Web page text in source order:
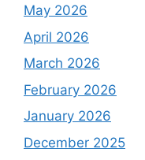
May 2026
April 2026
March 2026
February 2026
January 2026
December 2025